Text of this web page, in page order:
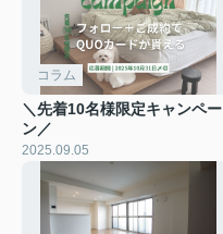
コラム
＼先着10名様限定キャンペー
ン／
2025.09.05